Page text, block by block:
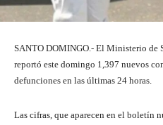
SANTO DOMINGO.- El Ministerio de
reportó este domingo 1,397 nuevos
defunciones en las últimas 24 horas.
Las cifras, que aparecen en el boletín